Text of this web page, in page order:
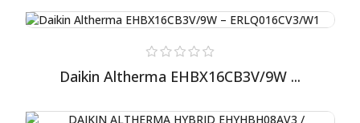
Daikin Altherma EHBX16CB3V/9W ...